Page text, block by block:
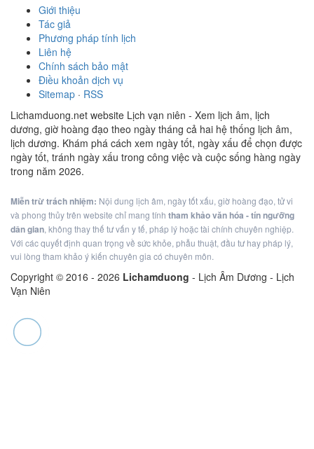
Giới thiệu
Tác giả
Phương pháp tính lịch
Liên hệ
Chính sách bảo mật
Điều khoản dịch vụ
Sitemap · RSS
Lichamduong.net website Lịch vạn niên - Xem lịch âm, lịch
dương, giờ hoàng đạo theo ngày tháng cả hai hệ thống lịch âm,
lịch dương. Khám phá cách xem ngày tốt, ngày xấu để chọn được
ngày tốt, tránh ngày xấu trong công việc và cuộc sống hàng ngày
trong năm 2026.
Miễn trừ trách nhiệm: Nội dung lịch âm, ngày tốt xấu, giờ hoàng đạo, tử vi
và phong thủy trên website chỉ mang tính tham khảo văn hóa - tín ngưỡng
dân gian, không thay thế tư vấn y tế, pháp lý hoặc tài chính chuyên nghiệp.
Với các quyết định quan trọng về sức khỏe, phẫu thuật, đầu tư hay pháp lý,
vui lòng tham khảo ý kiến chuyên gia có chuyên môn.
Copyright © 2016 - 2026 Lichamduong - Lịch Âm Dương - Lịch
Vạn Niên